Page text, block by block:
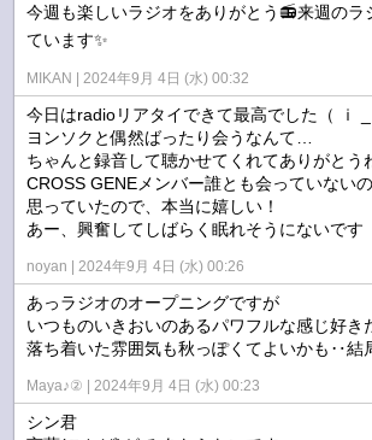
今週も楽しいラジオをありがとう📻来週のラ
ています✨
MIKAN 2024年9月 4日 (水) 00:32
今日はradioリアタイできて最高でした（ ｉ _
ヨンソクと偶然ばったり会うなんて…
ちゃんと録音して聴かせてくれてありがとう
CROSS GENEメンバー誰とも会っていない
思っていたので、本当に嬉しい！
あー、興奮してしばらく眠れそうにないです
noyan 2024年9月 4日 (水) 00:26
あっラジオのオープニングですが
いつものいきおいのあるパワフルな感じ好き
落ち着いた雰囲気も秋っぽくてよいかも‥結
Maya♪② 2024年9月 4日 (水) 00:23
シン君